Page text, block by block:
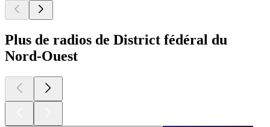
Plus de radios de District fédéral du
Nord-Ouest